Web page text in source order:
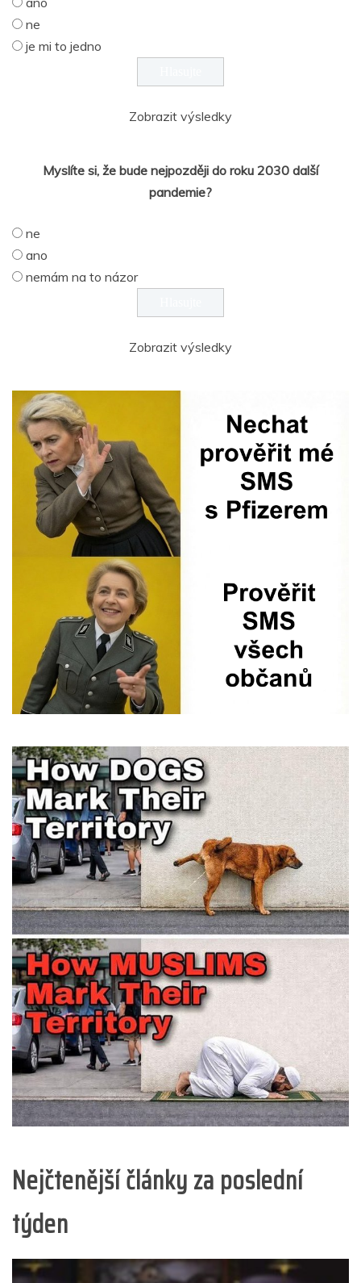
ne
je mi to jedno
Zobrazit výsledky
Myslíte si, že bude nejpozději do roku 2030 další
pandemie?
ne
ano
nemám na to názor
Zobrazit výsledky
Nejčtenější články za poslední
týden